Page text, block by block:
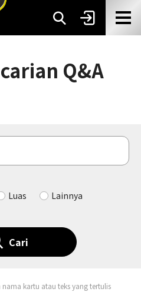
Q&A
Luas Lainnya
Cari
kartu atau teks yang tertulis